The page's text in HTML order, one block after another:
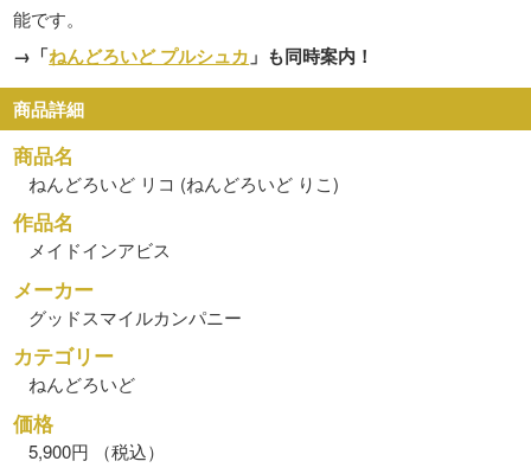
能です。
→「ねんどろいど プルシュカ 」も同時案内！
商品詳細
商品名
ねんどろいど リコ (ねんどろいど りこ)
作品名
メイドインアビス
メーカー
グッドスマイルカンパニー
カテゴリー
ねんどろいど
価格
5,900円 （税込）